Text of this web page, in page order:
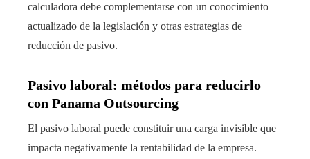
calculadora debe complementarse con un conocimiento
actualizado de la legislación y otras estrategias de
reducción de pasivo.
Pasivo laboral: métodos para reducirlo
con Panama Outsourcing
El pasivo laboral puede constituir una carga invisible que
impacta negativamente la rentabilidad de la empresa.